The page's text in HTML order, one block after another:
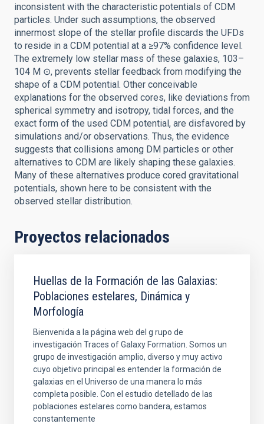
inconsistent with the characteristic potentials of CDM
particles. Under such assumptions, the observed
innermost slope of the stellar profile discards the UFDs
to reside in a CDM potential at a ≥97% confidence level.
The extremely low stellar mass of these galaxies, 103–
104 M ⊙, prevents stellar feedback from modifying the
shape of a CDM potential. Other conceivable
explanations for the observed cores, like deviations from
spherical symmetry and isotropy, tidal forces, and the
exact form of the used CDM potential, are disfavored by
simulations and/or observations. Thus, the evidence
suggests that collisions among DM particles or other
alternatives to CDM are likely shaping these galaxies.
Many of these alternatives produce cored gravitational
potentials, shown here to be consistent with the
observed stellar distribution.
Proyectos relacionados
Huellas de la Formación de las Galaxias:
Poblaciones estelares, Dinámica y
Morfología
Bienvenida a la página web del g rupo de
investigación Traces of Galaxy Formation. Somos un
grupo de investigación amplio, diverso y muy activo
cuyo objetivo principal es entender la formación de
galaxias en el Universo de una manera lo más
completa posible. Con el estudio detellado de las
poblaciones estelares como bandera, estamos
constantemente